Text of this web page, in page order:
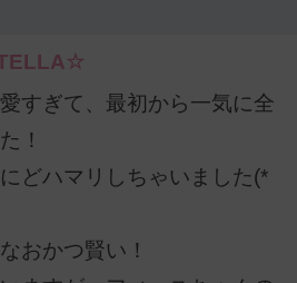
すぎて、最初から一気に全
！
どハマリしちゃいました(*
おかつ賢い！